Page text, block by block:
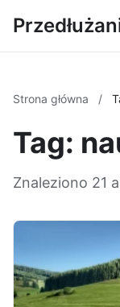
Strona główna /
Tag:
Znaleziono 21